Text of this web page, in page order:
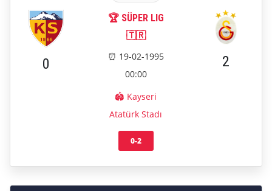
0
🏆 SÜPER LIG
🇹🇷
⏰ 19-02-1995
00:00
🏟️ Kayseri
Atatürk Stadı
0-2
2